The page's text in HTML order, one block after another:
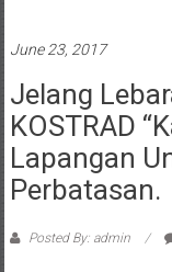
June 23, 2017
Jelang
KOSTRAD
Lapangan
Perbatasan.
Posted By: admin